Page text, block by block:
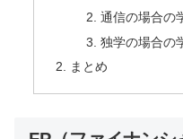
通信の場合の
独学の場合の
まとめ